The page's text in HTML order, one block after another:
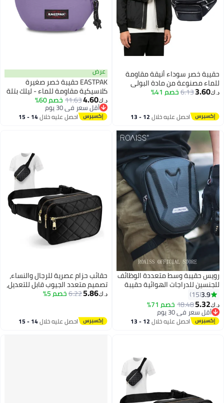
حقيبة خصر سوداء أنيقة مقاومة
للماء مصنوعة من مادة البولي
يوريثين، قابلة للتعديل، ذات سعة
الوظائف للرياضات الخارجية والجري
د.ك‏3.60
6.13خصم 41%
احصل عليه خلال 12 - 13
عرض
EASTPAK حقيبة خصر صغيرة
كلاسيكية مقاومة للماء - ليلك بتلة
د.ك‏4.60
11.63خصم 60%
أقل سعر في 30 يوم
أقل سعر في 30 يوماحصل عليه خلال 14 - 15
رويس حقيبة وسط متعددة الوظائف
للجنسين للدراجات الهوائية حقيبة
ساق مع أقسام خارجية مقاومة
للماء ومتينة ومزودة بغطاء صلب
للتخزين العلمي تصميم عاكس
للضوء للرؤية الليلية مثالية للرياضات
3.9
15
د.ك‏5.32
18.48خصم 71%
أقل سعر في 30 يوم
أقل سعر في 30 يوماحصل عليه خلال 12 - 13
حقائب حزام عصرية للرجال والنساء،
تصميم متعدد الجيوب قابل للتعديل،
مثالية للسفر، والمشي، وركوب
د.ك‏5.86
6.22خصم 5%
احصل عليه خلال 14 - 15